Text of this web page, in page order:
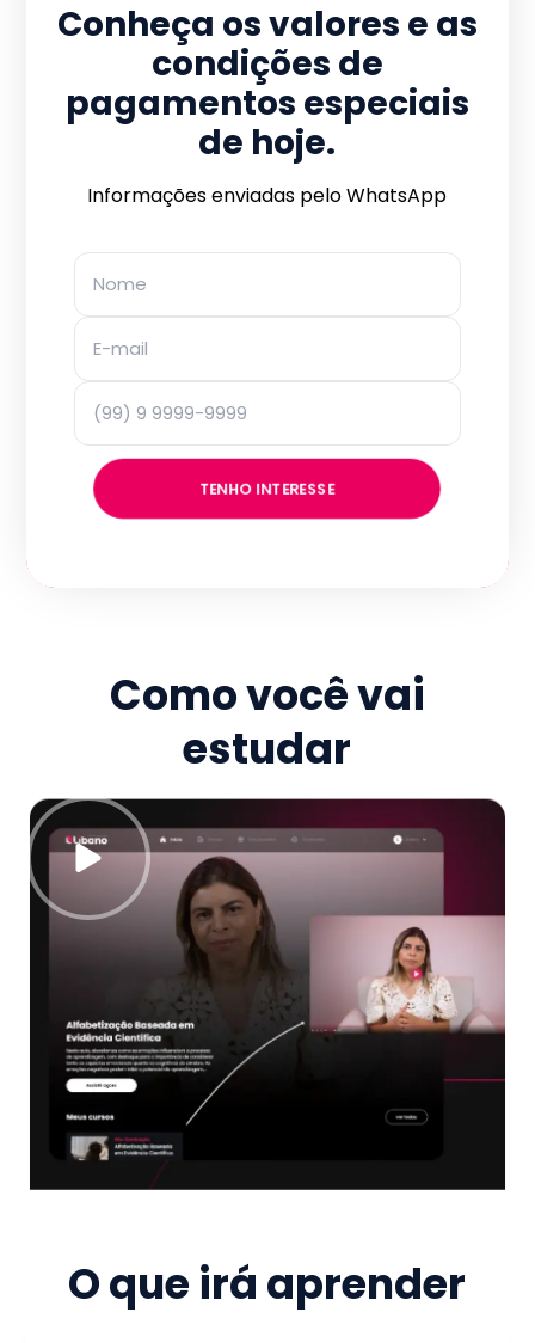
Conheça os valores e as
condições de
pagamentos especiais
de hoje.
Informações enviadas pelo WhatsApp
TENHO INTERESSE
Como você vai
estudar
O que irá aprender